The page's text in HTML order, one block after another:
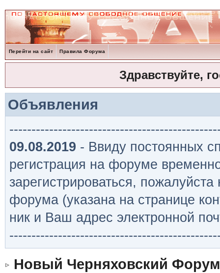
Перейти на сайт Правила Форума
Здравствуйте,
Объявления
09.08.2019 - Ввиду постоянных
регистрация на форуме
зарегистрироваться,
форума (указана на странице
ник и Ваш адрес электронной
Новый Черняховский Форум